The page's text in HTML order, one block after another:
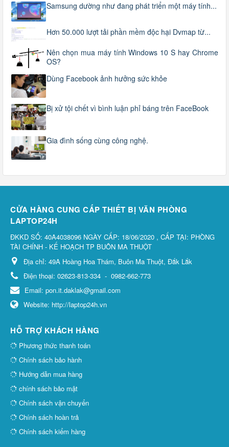
Samsung dường như đang phát triển một máy tính...
Hơn 50.000 lượt tải phần mềm độc hại Dvmap từ...
Nên chọn mua máy tính Windows 10 S hay Chrome
OS?
Dùng Facebook ảnh hưởng sức khỏe
Bị xử tội chết vì bình luận phỉ báng trên FaceBook
Gia đình sống cùng công nghệ.
CỬA HÀNG CUNG CẤP THIẾT BỊ VĂN PHÒNG
LAPTOP24H
ĐKKD SỐ: 40A4038096 NGÀY CẤP: 18/06/2020 , CẤP TẠI: PHÒNG
TÀI CHÍNH - KẾ HOẠCH TP BUÔN MA THUỘT
Địa chỉ: 49A Hoàng Hoa Thám, Buôn Ma Thuột, Đắk Lắk
Điện thoại: 02623-813-334 - 0982-662-773
Email: pon.it.daklak@gmail.com
Website: http://laptop24h.vn
HỖ TRỢ KHÁCH HÀNG
Phương thức thanh toán
Chính sách bảo hành
Hướng dẫn mua hàng
chính sách bảo mật
Chính sách vận chuyển
Chính sách hoàn trả
Chính sách kiểm hàng